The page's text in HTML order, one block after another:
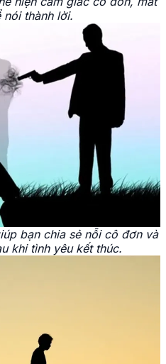
thành lời.
bạn chia sẻ nỗi cô đơn và
khi tình yêu kết thúc.